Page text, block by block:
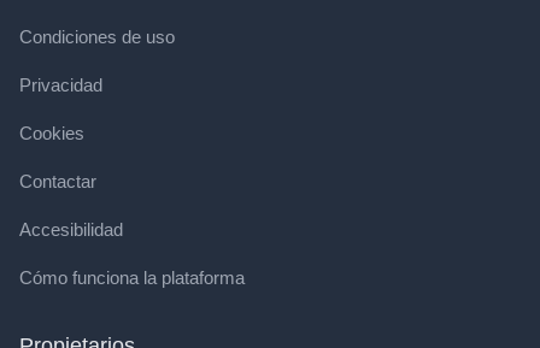
Condiciones de uso
Privacidad
Cookies
Contactar
Accesibilidad
Cómo funciona la plataforma